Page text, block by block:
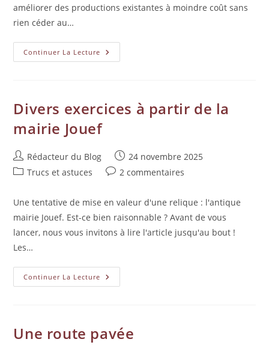
améliorer des productions existantes à moindre coût sans
rien céder au…
Continuer La Lecture
Divers exercices à partir de la
mairie Jouef
Rédacteur du Blog
24 novembre 2025
Trucs et astuces
2 commentaires
Une tentative de mise en valeur d'une relique : l'antique
mairie Jouef. Est-ce bien raisonnable ? Avant de vous
lancer, nous vous invitons à lire l'article jusqu'au bout !
Les…
Continuer La Lecture
Une route pavée